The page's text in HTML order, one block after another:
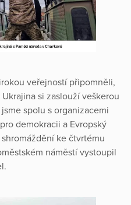
veřejností připomněli,
si zaslouží veškerou
spolu s organizacemi
demokracii a Evropský
ke čtvrtému
náměstí vystoupil